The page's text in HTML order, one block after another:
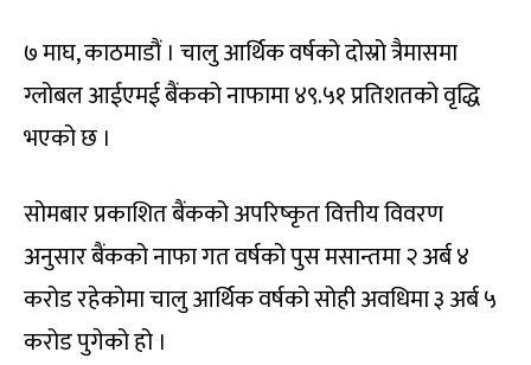
७ माघ, काठमाडौं । चालु आर्थिक वर्षको दोस्रो त्रैमासमा
ग्लोबल आईएमई बैंकको नाफामा ४९.५१ प्रतिशतको वृद्धि
भएको छ ।
सोमबार प्रकाशित बैंकको अपरिष्कृत वित्तीय विवरण
अनुसार बैंकको नाफा गत वर्षको पुस मसान्तमा २ अर्ब ४
करोड रहेकोमा चालु आर्थिक वर्षको सोही अवधिमा ३ अर्ब ५
करोड पुगेको हो ।